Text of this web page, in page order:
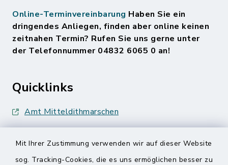
Mit Ihrer Zustimmung verwenden wir auf dieser Website
sog. Tracking-Cookies, die es uns ermöglichen besser zu
Online-Terminvereinbarung Haben Sie ein
dringendes Anliegen, finden aber online keinen
zeitnahen Termin? Rufen Sie uns gerne unter
der Telefonnummer 04832 6065 0 an!
Quicklinks
Amt Mitteldithmarschen
Nationalpark Wattenmeer